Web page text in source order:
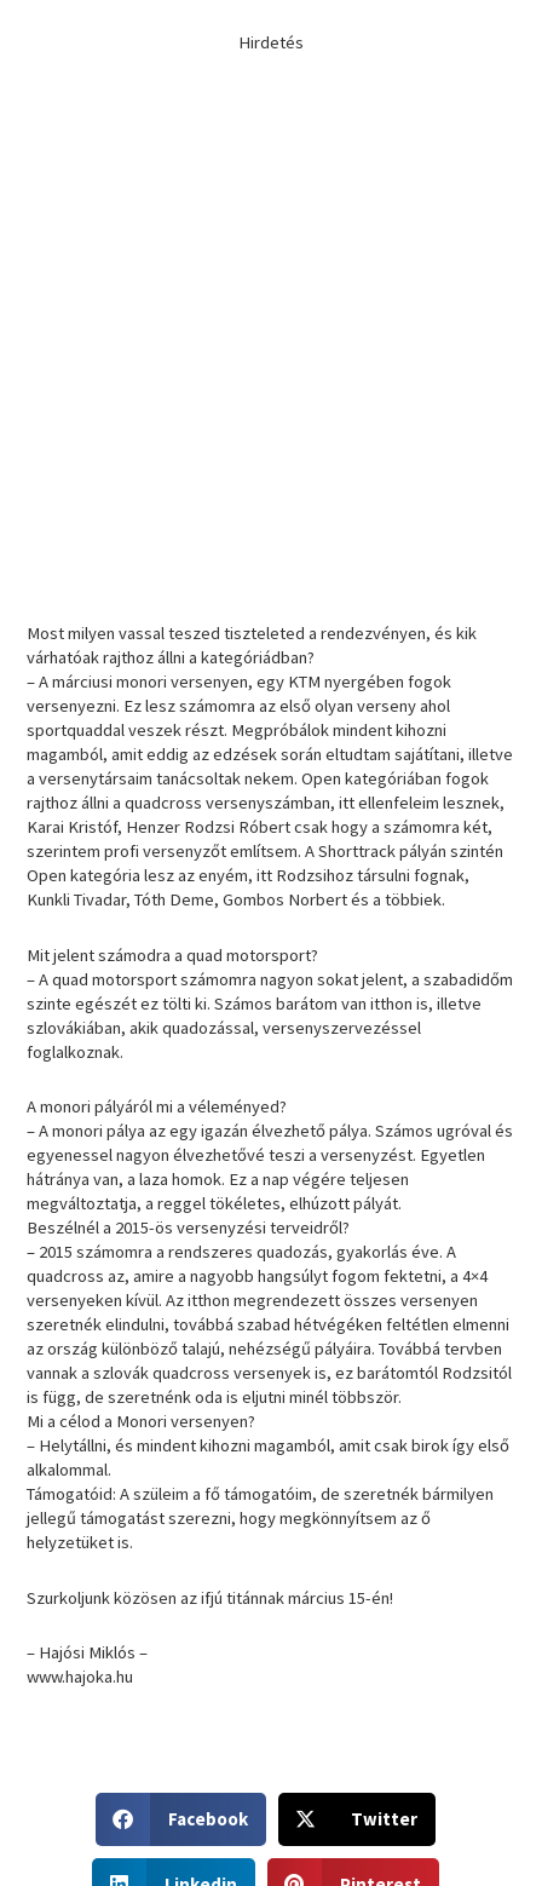
Hirdetés
Most milyen vassal teszed tiszteleted a rendezvényen, és kik
várhatóak rajthoz állni a kategóriádban?
– A márciusi monori versenyen, egy KTM nyergében fogok
versenyezni. Ez lesz számomra az első olyan verseny ahol
sportquaddal veszek részt. Megpróbálok mindent kihozni
magamból, amit eddig az edzések során eltudtam sajátítani, illetve
a versenytársaim tanácsoltak nekem. Open kategóriában fogok
rajthoz állni a quadcross versenyszámban, itt ellenfeleim lesznek,
Karai Kristóf, Henzer Rodzsi Róbert csak hogy a számomra két,
szerintem profi versenyzőt említsem. A Shorttrack pályán szintén
Open kategória lesz az enyém, itt Rodzsihoz társulni fognak,
Kunkli Tivadar, Tóth Deme, Gombos Norbert és a többiek.
Mit jelent számodra a quad motorsport?
– A quad motorsport számomra nagyon sokat jelent, a szabadidőm
szinte egészét ez tölti ki. Számos barátom van itthon is, illetve
szlovákiában, akik quadozással, versenyszervezéssel
foglalkoznak.
A monori pályáról mi a véleményed?
– A monori pálya az egy igazán élvezhető pálya. Számos ugróval és
egyenessel nagyon élvezhetővé teszi a versenyzést. Egyetlen
hátránya van, a laza homok. Ez a nap végére teljesen
megváltoztatja, a reggel tökéletes, elhúzott pályát.
Beszélnél a 2015-ös versenyzési terveidről?
– 2015 számomra a rendszeres quadozás, gyakorlás éve. A
quadcross az, amire a nagyobb hangsúlyt fogom fektetni, a 4×4
versenyeken kívül. Az itthon megrendezett összes versenyen
szeretnék elindulni, továbbá szabad hétvégéken feltétlen elmenni
az ország különböző talajú, nehézségű pályáira. Továbbá tervben
vannak a szlovák quadcross versenyek is, ez barátomtól Rodzsitól
is függ, de szeretnénk oda is eljutni minél többször.
Mi a célod a Monori versenyen?
– Helytállni, és mindent kihozni magamból, amit csak birok így első
alkalommal.
Támogatóid: A szüleim a fő támogatóim, de szeretnék bármilyen
jellegű támogatást szerezni, hogy megkönnyítsem az ő
helyzetüket is.
Szurkoljunk közösen az ifjú titánnak március 15-én!
– Hajósi Miklós –
www.hajoka.hu
h
a
r
Facebook
h
a
Twitter